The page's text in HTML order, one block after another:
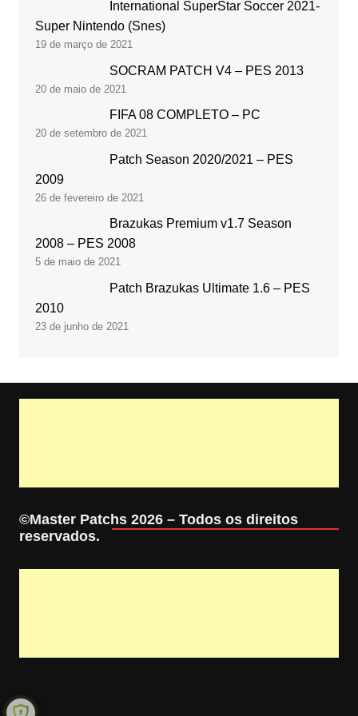
International SuperStar Soccer 2021-
Super Nintendo (Snes)
19 de março de 2021
SOCRAM PATCH V4 – PES 2013
20 de maio de 2021
FIFA 08 COMPLETO – PC
20 de setembro de 2021
Patch Season 2020/2021 – PES
2009
26 de fevereiro de 2021
Brazukas Premium v1.7 Season
2008 – PES 2008
5 de maio de 2021
Patch Brazukas Ultimate 1.6 – PES
2010
23 de junho de 2021
©Master Patchs 2026 – Todos os direitos
reservados.